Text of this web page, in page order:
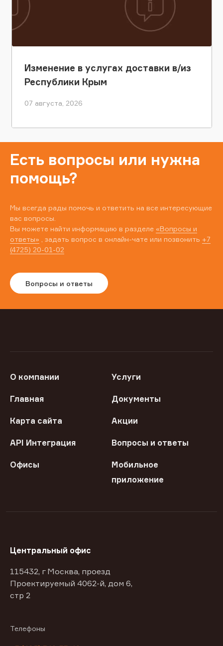
Изменение в услугах доставки в/из
Республики Крым
07 августа, 2026
Есть вопросы или нужна
помощь?
Мы всегда рады помочь и ответить на все интересующие
вас вопросы.
Вы можете найти информацию в разделе «Вопросы и
ответы» , задать вопрос в онлайн-чате или позвонить +7
(4725) 20-01-02
Вопросы и ответы
О компании Услуги
Главная Документы
Карта сайта Акции
API Интеграция Вопросы и ответы
Офисы
Мобильное
приложение
Центральный офис
115432, г Москва, проезд
Проектируемый 4062-й, дом 6,
стр 2
Телефоны